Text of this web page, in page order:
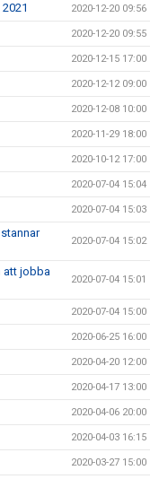
2020-12-20 09:56
2020-12-20 09:55
2020-12-15 17:00
2020-12-12 09:00
2020-12-08 10:00
2020-11-29 18:00
2020-10-12 17:00
2020-07-04 15:04
2020-07-04 15:03
2020-07-04 15:02
att jobba
2020-07-04 15:01
2020-07-04 15:00
2020-06-25 16:00
2020-04-20 12:00
2020-04-17 13:00
2020-04-06 20:00
2020-04-03 16:15
2020-03-27 15:00